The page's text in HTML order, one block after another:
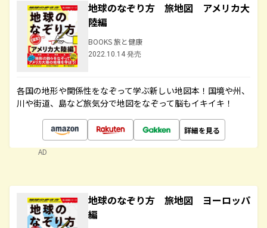
地球のなぞり方 旅地図 アメリカ大
陸編
BOOKS 旅と健康
2022.10.14 発売
各国の地形や関係性をなぞって学ぶ新しい地図本！国境や州、
川や街道、島など旅気分で地図をなぞって脳もイキイキ！
詳細を見る
AD
地球のなぞり方 旅地図 ヨーロッパ
編